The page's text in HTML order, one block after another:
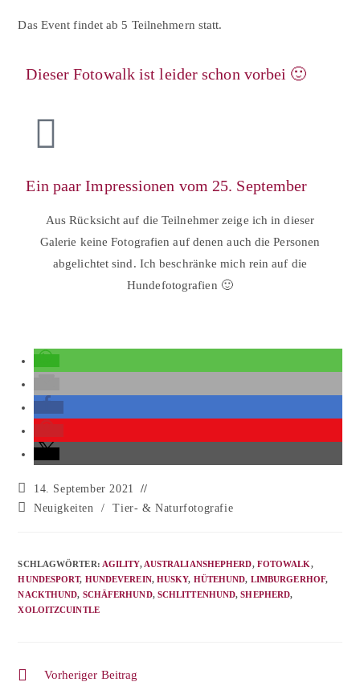
Das Event findet ab 5 Teilnehmern statt.
Dieser Fotowalk ist leider schon vorbei 🙂
Ein paar Impressionen vom 25. September
Aus Rücksicht auf die Teilnehmer zeige ich in dieser
Galerie keine Fotografien auf denen auch die Personen
abgelichtet sind. Ich beschränke mich rein auf die
Hundefotografien 🙂
14. September 2021
Neuigkeiten
/ Tier- & Naturfotografie
SCHLAGWÖRTER: AGILITY, AUSTRALIANSHEPHERD, FOTOWALK,
HUNDESPORT, HUNDEVEREIN, HUSKY, HÜTEHUND, LIMBURGERHOF,
NACKTHUND, SCHÄFERHUND, SCHLITTENHUND, SHEPHERD,
XOLOITZCUINTLE
Vorheriger Beitrag